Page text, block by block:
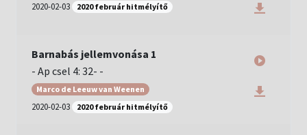
2020-02-03 2020 február hitmélyítő
Barnabás jellemvonása 1
-Ap csel 4: 32- -
Marco de Leeuw van Weenen
2020-02-03 2020 február hitmélyítő